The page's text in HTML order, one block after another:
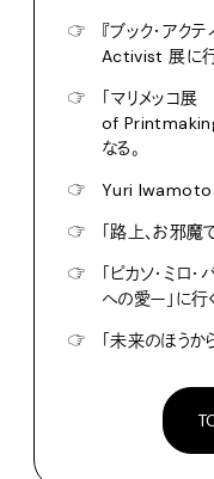
☞
『ブック・アク
Activist 展に行
☞
「マリメッコ
of
なる。
☞
Yuri Iwamoto
☞
「路上、お邪魔
☞
「ピカソ・ミロ
への愛ー」に行
☞
「未来のほうか